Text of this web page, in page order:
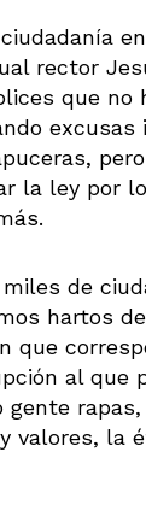
rector
que no
excusas
la ley por
de
hartos
que
al que
gente
valores, la